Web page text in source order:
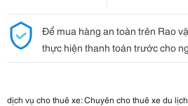
Để mua hàng an toàn trên Rao
thực hiện thanh toán trước cho
dịch vụ cho thuê xe: Chuyên cho thuê xe du